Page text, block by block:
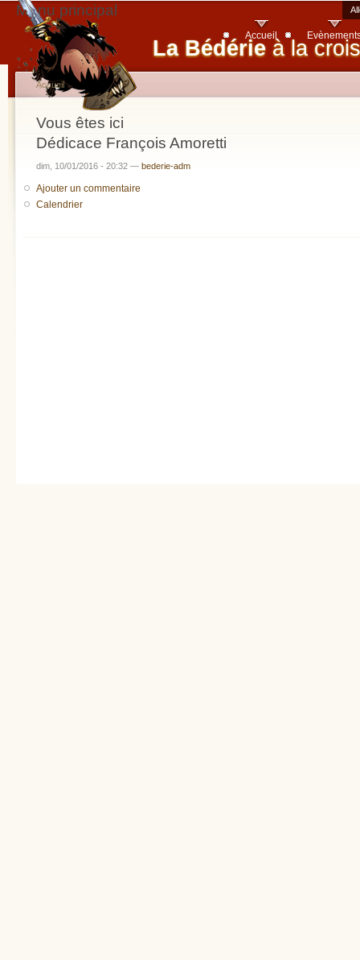
La Bédérie à la
Menu principal
Accueil
Vous êtes ici
Accueil
Dédicace François Amoretti
dim, 10/01/2016 - 20:32 — bederie-adm
Ajouter un commentaire
Calendrier